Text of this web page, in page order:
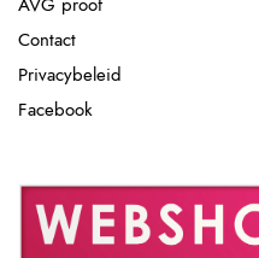
AVG proof
Contact
Privacybeleid
Facebook